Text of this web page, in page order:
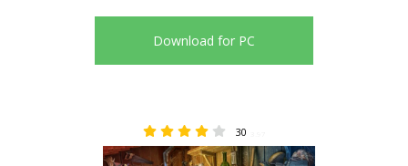
Download for PC
30